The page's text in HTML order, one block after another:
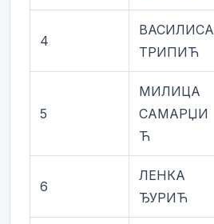
4
ВАСИЛИСА
ТРИПИЋ
5
МИЛИЦА
САМАРЏИ
Ћ
6
ЛЕНКА
ЂУРИЋ